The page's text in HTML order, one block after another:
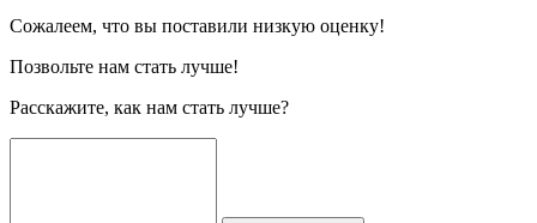
Сожалеем, что вы поставили низкую оценку!
Позвольте нам стать лучше!
Расскажите, как нам стать лучше?